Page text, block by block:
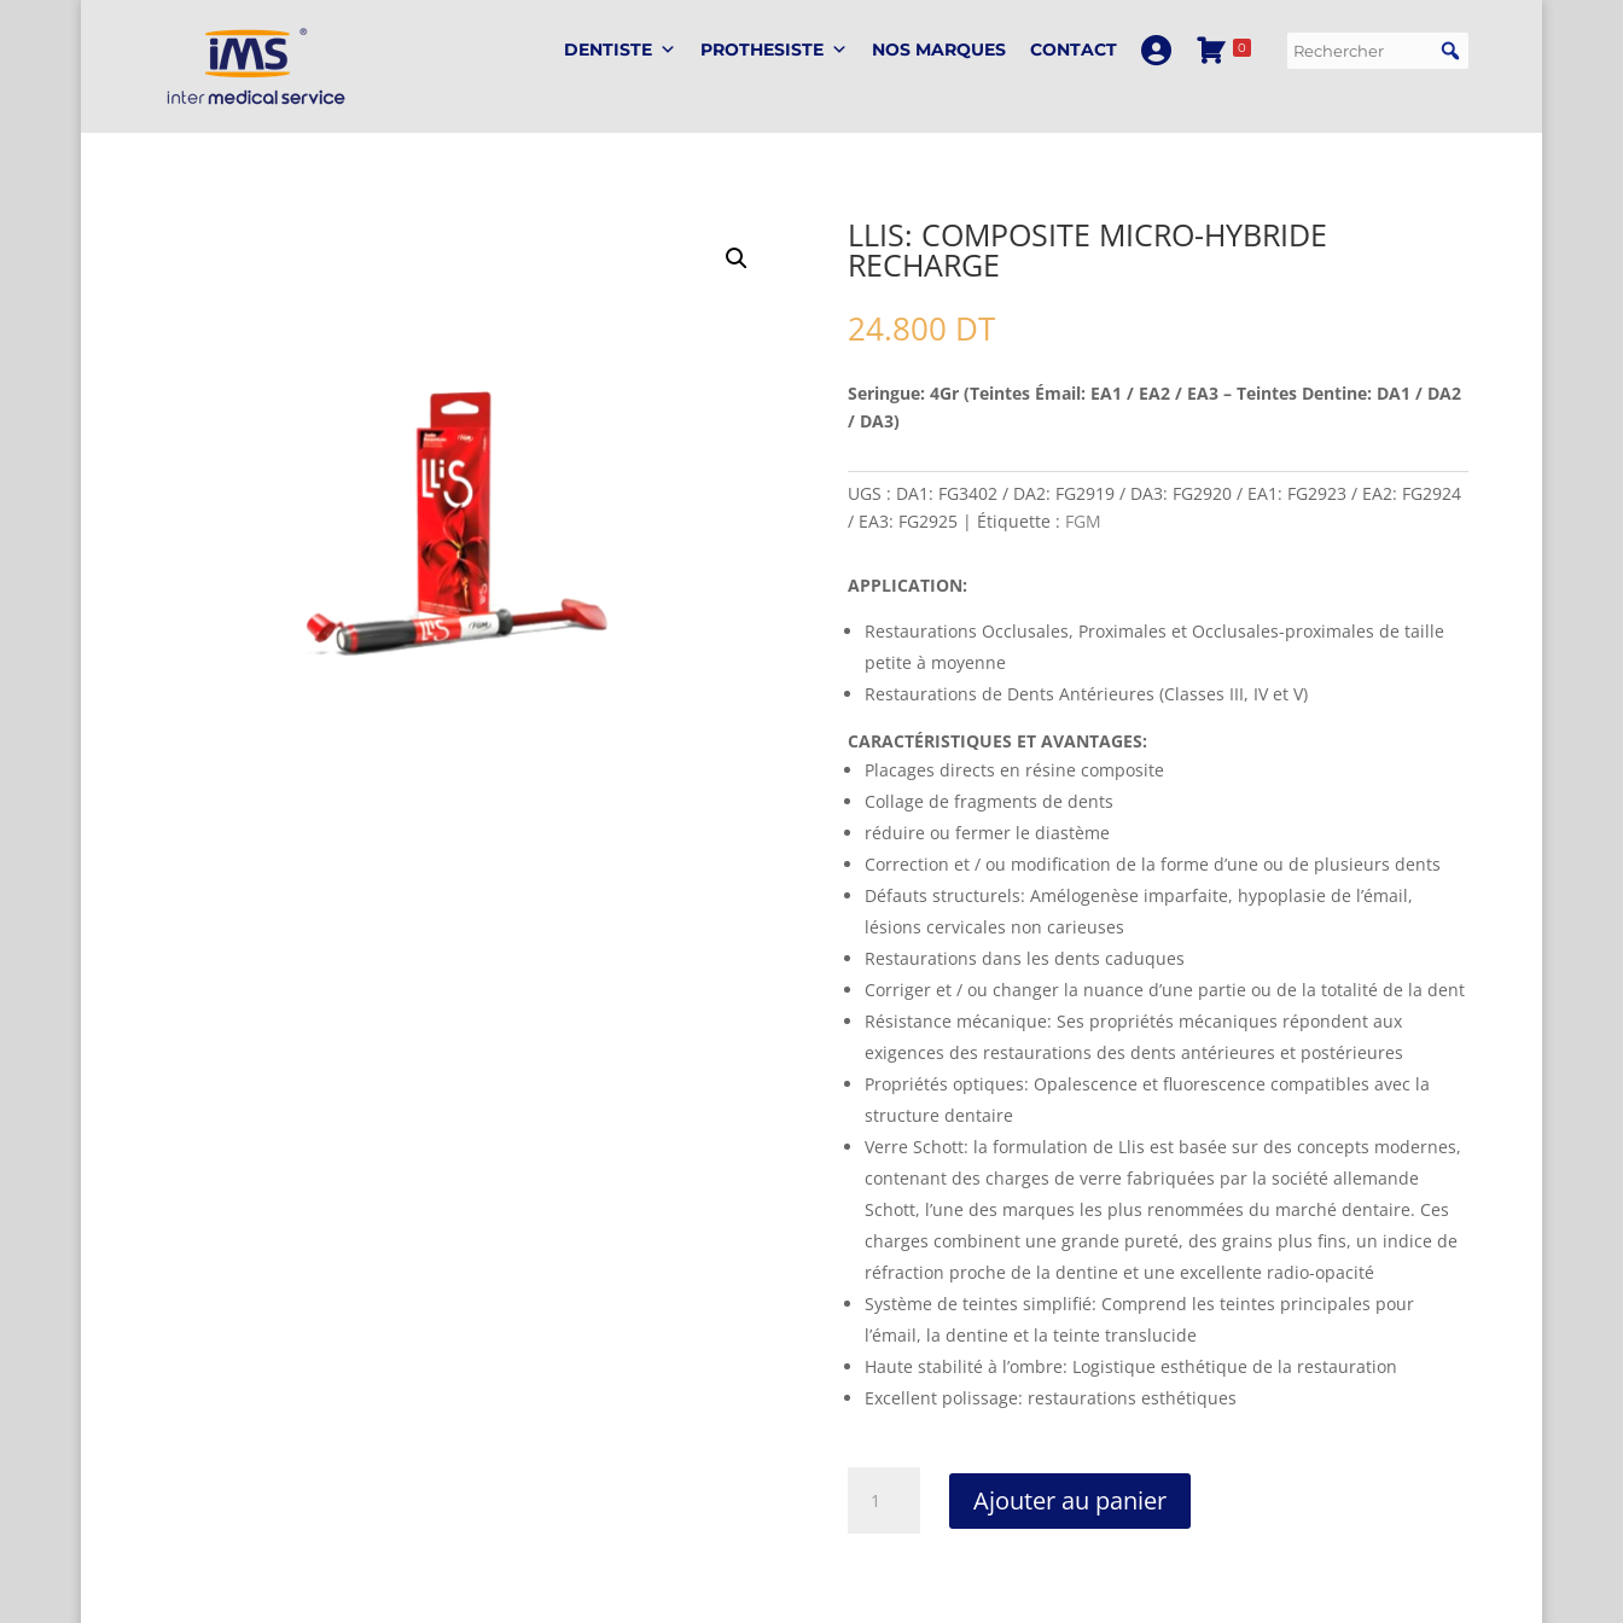
DENTISTE PROTHESISTE NOS MARQUES CONTACT 0
LLIS: COMPOSITE MICRO-HYBRIDE
RECHARGE
24.800 DT
Seringue: 4Gr (Teintes Émail: EA1 / EA2 / EA3 – Teintes Dentine: DA1 / DA2
/ DA3)
UGS : DA1: FG3402 / DA2: FG2919 / DA3: FG2920 / EA1: FG2923 / EA2: FG2924
/ EA3: FG2925
Étiquette : FGM
APPLICATION:
Restaurations Occlusales, Proximales et Occlusales-proximales de taille
petite à moyenne
Restaurations de Dents Antérieures (Classes III, IV et V)
CARACTÉRISTIQUES ET AVANTAGES:
Placages directs en résine composite
Collage de fragments de dents
réduire ou fermer le diastème
Correction et / ou modification de la forme d’une ou de plusieurs dents
Défauts structurels: Amélogenèse imparfaite, hypoplasie de l’émail,
lésions cervicales non carieuses
Restaurations dans les dents caduques
Corriger et / ou changer la nuance d’une partie ou de la totalité de la dent
Résistance mécanique: Ses propriétés mécaniques répondent aux
exigences des restaurations des dents antérieures et postérieures
Propriétés optiques: Opalescence et fluorescence compatibles avec la
structure dentaire
Verre Schott: la formulation de Llis est basée sur des concepts modernes,
contenant des charges de verre fabriquées par la société allemande
Schott, l’une des marques les plus renommées du marché dentaire. Ces
charges combinent une grande pureté, des grains plus fins, un indice de
réfraction proche de la dentine et une excellente radio-opacité
Système de teintes simplifié: Comprend les teintes principales pour
l’émail, la dentine et la teinte translucide
Haute stabilité à l’ombre: Logistique esthétique de la restauration
Excellent polissage: restaurations esthétiques
Ajouter au panier